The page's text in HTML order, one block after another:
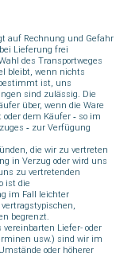
auf Rechnung und Gefahr
Lieferung frei
des Transportweges
bleibt, wenn nichts
ist, uns
sind zulässig. Die
über, wenn die Ware
dem Käufer ‑ so im
‑ zur Verfügung
die wir zu vertreten
in Verzug oder wird uns
zu vertretenden
ist die
im Fall leichter
begrenzt.
vereinbarten Liefer- oder
usw.) sind wir im
oder höherer